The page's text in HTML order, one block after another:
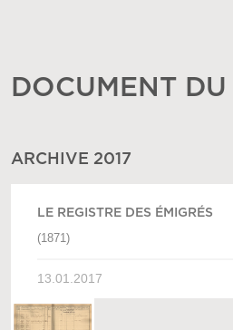
DOCUMENT
ARCHIVE 2017
LE REGISTRE DES ÉMIGRÉS
(1871)
13.01.2017